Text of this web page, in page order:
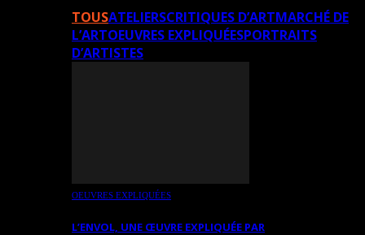
TOUSATELIERSCRITIQUES D’ARTMARCHÉ DE
L’ARTOEUVRES EXPLIQUÉESPORTRAITS
D’ARTISTES
OEUVRES EXPLIQUÉES
L’ENVOL, UNE ŒUVRE EXPLIQUÉE PAR